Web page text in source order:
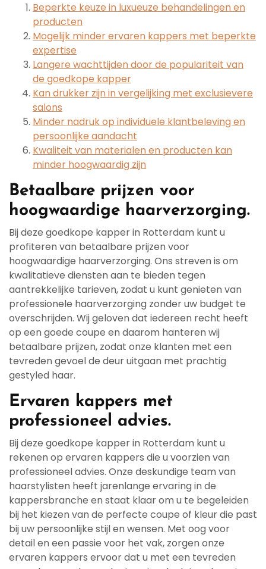
Beperkte keuze in luxueuze behandelingen en
producten
Mogelijk minder ervaren kappers met beperkte
expertise
Langere wachttijden door de populariteit van
de goedkope kapper
Kan drukker zijn in vergelijking met exclusievere
salons
Minder nadruk op individuele klantbeleving en
persoonlijke aandacht
Kwaliteit van materialen en producten kan
minder hoogwaardig zijn
Betaalbare prijzen voor
hoogwaardige haarverzorging.
Bij deze goedkope kapper in Rotterdam kunt u
profiteren van betaalbare prijzen voor
hoogwaardige haarverzorging. Ons streven is om
kwalitatieve diensten aan te bieden tegen
aantrekkelijke tarieven, zodat u kunt genieten van
professionele haarverzorging zonder uw budget te
overschrijden. Wij geloven dat iedereen recht heeft
op een goede coupe en daarom hanteren wij
betaalbare prijzen, zodat onze klanten met een
tevreden gevoel de deur uitgaan met prachtig
gestyled haar.
Ervaren kappers met
professioneel advies.
Bij deze goedkope kapper in Rotterdam kunt u
rekenen op ervaren kappers die u voorzien van
professioneel advies. Onze deskundige team van
haarstylisten heeft jarenlange ervaring in de
kappersbranche en staat klaar om u te begeleiden
bij het kiezen van de perfecte coupe of kleur die past
bij uw persoonlijke stijl en wensen. Met oog voor
detail en een passie voor het vak, zorgen onze
ervaren kappers ervoor dat u met een tevreden